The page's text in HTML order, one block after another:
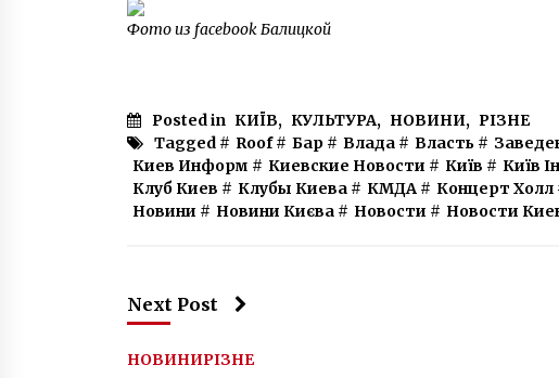
Фото из facebook Балицкой
Posted in КИЇВ, КУЛЬТУРА, НОВИНИ, РІЗНЕ
Tagged # Roof# Бар # Влада # Власть #
Киев Информ # Киевские Новости # Київ # Київ
Клуб Киев # Клубы Киева # КМДА # Концерт Холл
Новини # Новини Києва # Новости # Новости
Next Post
НОВИНИРІЗНЕ